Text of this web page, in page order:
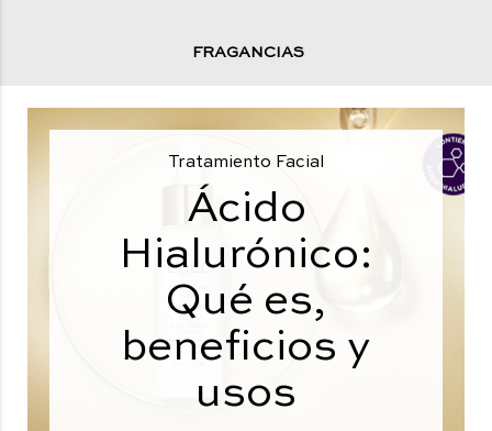
FRAGANCIAS
Tratamiento Facial
Ácido
Hialurónico:
Qué es,
beneficios y
usos